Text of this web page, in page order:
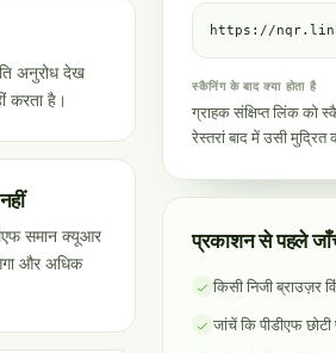
अनुरोध देख
करता है।
समान क्यूआर
और अधिक
https://
स्कैनिंग के बाद क्या होता है
ग्राहक संक्षिप्त लिंक को
रेस्तरां बाद में उसी
प्रकाशन से पहले
किसी निजी ब्राउज़र
जांचें कि पीडीएफ